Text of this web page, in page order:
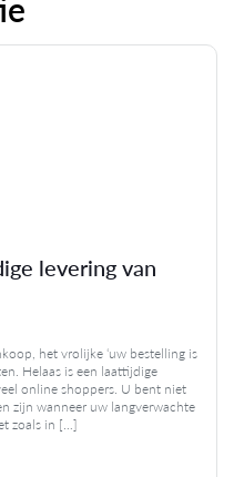
levering van
het vrolijke ‘uw bestelling is
Helaas is een laattijdige
online shoppers. U bent niet
zijn wanneer uw langverwachte
zoals in […]